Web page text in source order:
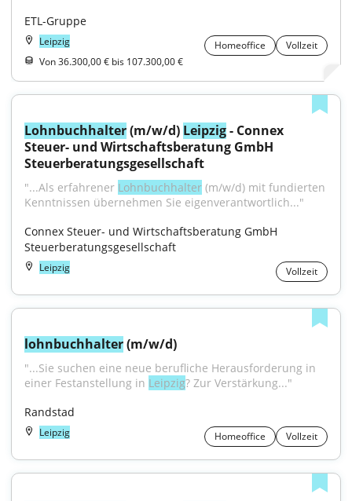
ETL-Gruppe
Leipzig Homeoffice
Vollzeit
Von 36.300,00 € bis 107.300,00 €
Lohnbuchhalter (m/w/d) Leipzig - Connex
Steuer- und Wirtschaftsberatung GmbH
Steuerberatungsgesellschaft
"...Als erfahrener Lohnbuchhalter (m/w/d) mit fundierten
Kenntnissen übernehmen Sie eigenverantwortlich..."
Connex Steuer- und Wirtschaftsberatung GmbH
Steuerberatungsgesellschaft
Leipzig Vollzeit
lohnbuchhalter (m/w/d)
"...Sie suchen eine neue berufliche Herausforderung in
einer Festanstellung in Leipzig? Zur Verstärkung..."
Randstad
Leipzig Homeoffice Vollzeit